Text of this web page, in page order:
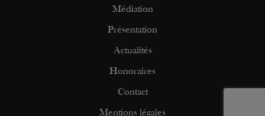
Médiation
Présentation
Actualités
Honoraires
Contact
Mentions légales